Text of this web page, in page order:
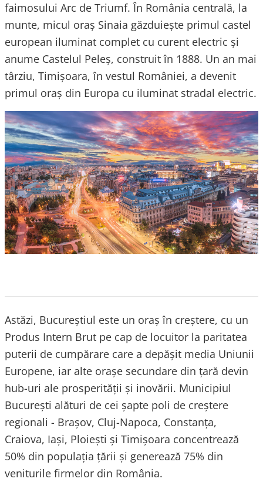
faimosului Arc de Triumf. În România centrală, la
munte, micul oraș Sinaia găzduiește primul castel
european iluminat complet cu curent electric și
anume Castelul Peleș, construit în 1888. Un an mai
târziu, Timișoara, în vestul României, a devenit
primul oraș din Europa cu iluminat stradal electric.
Astăzi, Bucureștiul este un oraș în creștere, cu un
Produs Intern Brut pe cap de locuitor la paritatea
puterii de cumpărare care a depășit media Uniunii
Europene, iar alte orașe secundare din țară devin
hub-uri ale prosperității și inovării. Municipiul
Bucureşti alături de cei șapte poli de creștere
regionali - Brașov, Cluj-Napoca, Constanța,
Craiova, Iași, Ploiești şi Timișoara concentrează
50% din populația țării și generează 75% din
veniturile firmelor din România.